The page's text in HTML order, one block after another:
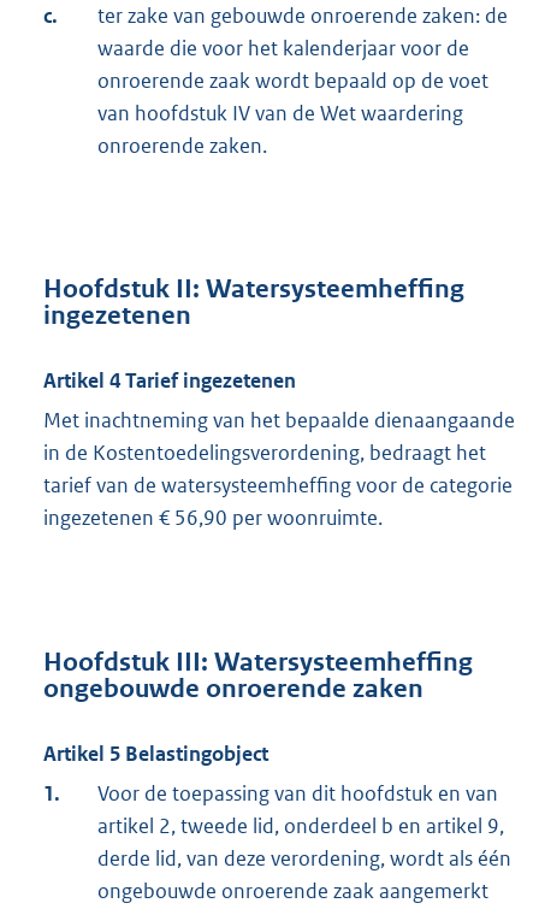
c.
ter zake van gebouwde onroerende zaken: de
waarde die voor het kalenderjaar voor de
onroerende zaak wordt bepaald op de voet
van hoofdstuk IV van de Wet waardering
onroerende zaken.
Hoofdstuk II: Watersysteemheffing
ingezetenen
Artikel 4 Tarief ingezetenen
Met inachtneming van het bepaalde dienaangaande
in de Kostentoedelingsverordening, bedraagt het
tarief van de watersysteemheffing voor de categorie
ingezetenen € 56,90 per woonruimte.
Hoofdstuk III: Watersysteemheffing
ongebouwde onroerende zaken
Artikel 5 Belastingobject
1.
Voor de toepassing van dit hoofdstuk en van
artikel 2, tweede lid, onderdeel b en artikel 9,
derde lid, van deze verordening, wordt als één
ongebouwde onroerende zaak aangemerkt